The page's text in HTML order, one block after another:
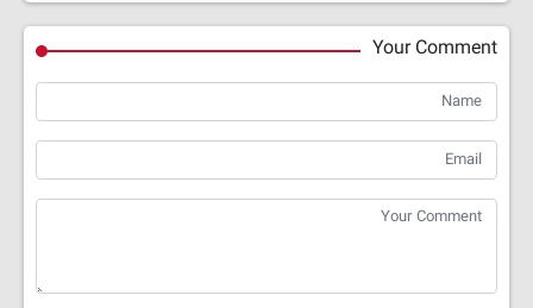
Your Comment